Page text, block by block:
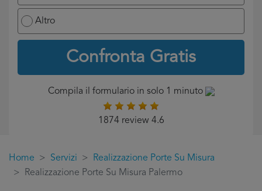
Altro
Confronta Gratis
Compila il formulario in solo 1 minuto
1874 review 4.6
Home Servizi
Realizzazione Porte Su Misura
Realizzazione Porte Su Misura Palermo